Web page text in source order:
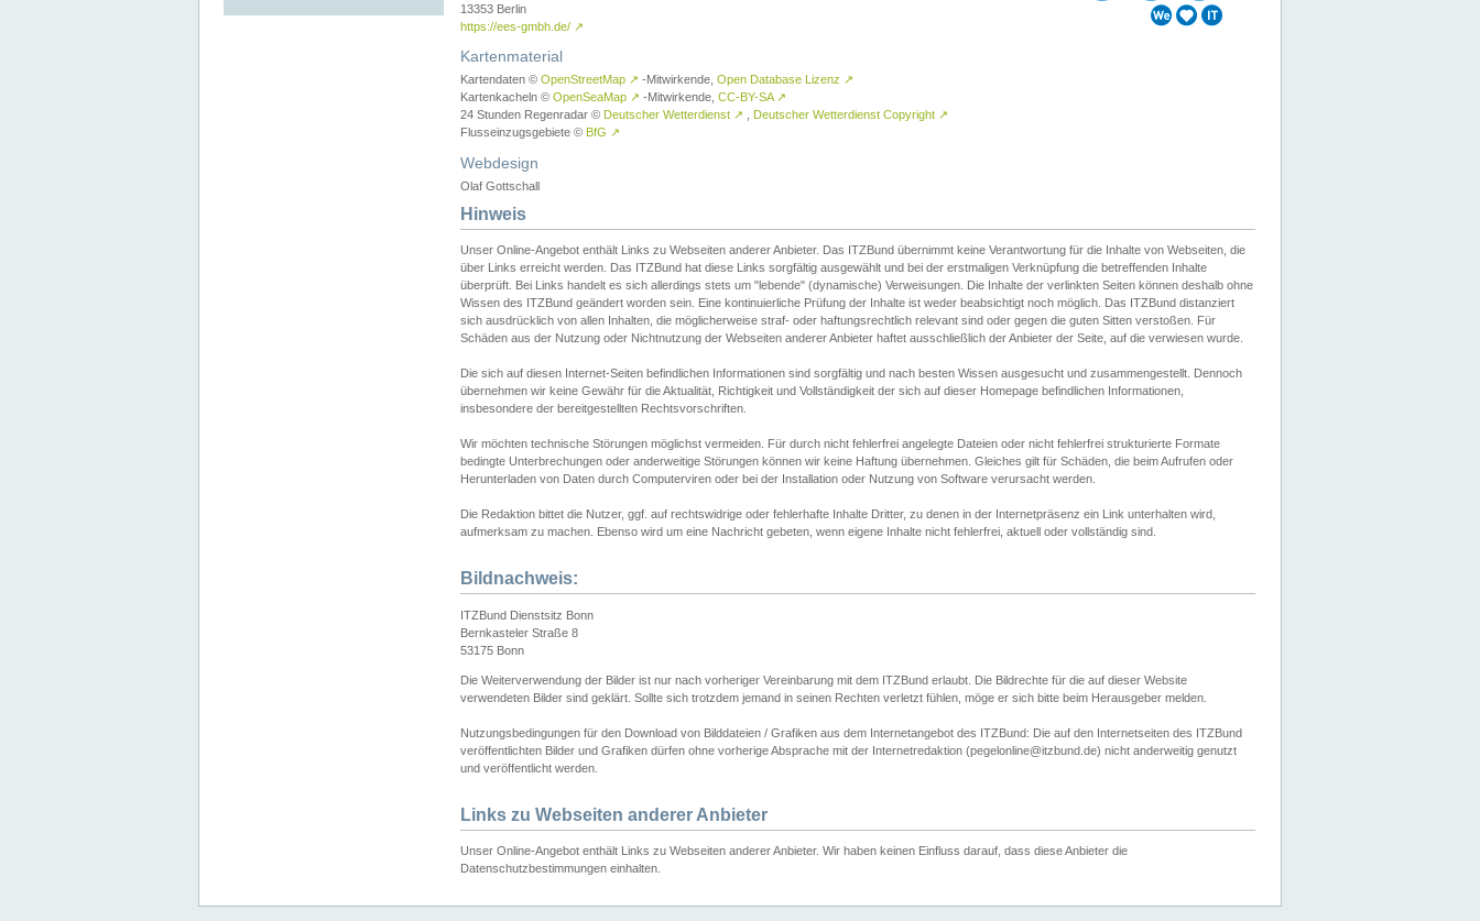
13353 Berlin
https://ees-gmbh.de/ ↗
Kartenmaterial
Kartendaten © OpenStreetMap ↗ -Mitwirkende, Open Database Lizenz ↗
Kartenkacheln © OpenSeaMap ↗ -Mitwirkende, CC-BY-SA ↗
24 Stunden Regenradar © Deutscher Wetterdienst ↗ Deutscher Wetterdienst Copyright ↗
Flusseinzugsgebiete © BfG ↗
Webdesign
Olaf Gottschall
Hinweis
Unser Online-Angebot enthält Links zu Webseiten anderer Anbieter. Das ITZBund übernimmt keine Verantwortung für die Inhalte von Webseiten, die
über Links erreicht werden. Das ITZBund hat diese Links sorgfältig ausgewählt und bei der erstmaligen Verknüpfung die betreffenden Inhalte
überprüft. Bei Links handelt es sich allerdings stets um "lebende" (dynamische) Verweisungen. Die Inhalte der verlinkten Seiten können deshalb ohne
Wissen des ITZBund geändert worden sein. Eine kontinuierliche Prüfung der Inhalte ist weder beabsichtigt noch möglich. Das ITZBund distanziert
sich ausdrücklich von allen Inhalten, die möglicherweise straf- oder haftungsrechtlich relevant sind oder gegen die guten Sitten verstoßen. Für
Schäden aus der Nutzung oder Nichtnutzung der Webseiten anderer Anbieter haftet ausschließlich der Anbieter der Seite, auf die verwiesen wurde.
Die sich auf diesen Internet-Seiten befindlichen Informationen sind sorgfältig und nach besten Wissen ausgesucht und zusammengestellt. Dennoch
übernehmen wir keine Gewähr für die Aktualität, Richtigkeit und Vollständigkeit der sich auf dieser Homepage befindlichen Informationen,
insbesondere der bereitgestellten Rechtsvorschriften.
Wir möchten technische Störungen möglichst vermeiden. Für durch nicht fehlerfrei angelegte Dateien oder nicht fehlerfrei strukturierte Formate
bedingte Unterbrechungen oder anderweitige Störungen können wir keine Haftung übernehmen. Gleiches gilt für Schäden, die beim Aufrufen oder
Herunterladen von Daten durch Computerviren oder bei der Installation oder Nutzung von Software verursacht werden.
Die Redaktion bittet die Nutzer, ggf. auf rechtswidrige oder fehlerhafte Inhalte Dritter, zu denen in der Internetpräsenz ein Link unterhalten wird,
aufmerksam zu machen. Ebenso wird um eine Nachricht gebeten, wenn eigene Inhalte nicht fehlerfrei, aktuell oder vollständig sind.
Bildnachweis:
ITZBund Dienstsitz Bonn
Bernkasteler Straße 8
53175 Bonn
Die Weiterverwendung der Bilder ist nur nach vorheriger Vereinbarung mit dem ITZBund erlaubt. Die Bildrechte für die auf dieser Website
verwendeten Bilder sind geklärt. Sollte sich trotzdem jemand in seinen Rechten verletzt fühlen, möge er sich bitte beim Herausgeber melden.
Nutzungsbedingungen für den Download von Bilddateien / Grafiken aus dem Internetangebot des ITZBund: Die auf den Internetseiten des ITZBund
veröffentlichten Bilder und Grafiken dürfen ohne vorherige Absprache mit der Internetredaktion (pegelonline@itzbund.de) nicht anderweitig genutzt
und veröffentlicht werden.
Links zu Webseiten anderer Anbieter
Unser Online-Angebot enthält Links zu Webseiten anderer Anbieter. Wir haben keinen Einfluss darauf, dass diese Anbieter die
Datenschutzbestimmungen einhalten.